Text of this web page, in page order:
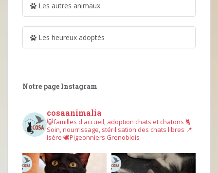
Les autres animaux
Les heureux adoptés
Notre page Instagram
cosaanimalia
😺familles d'accueil, adoption chats et chatons 🐈
Soin, nourrissage, stérilisation des chats libres 📍
Isère 🕊︎Pigeonniers Grenoblois